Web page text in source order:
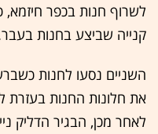
לשרוף חנות בכפר חיזמא,
קנייה שביצע בחנות
השניים נסעו לחנות
את חלונות החנות בעזרת
לאחר מכן, הבגיר הדליק